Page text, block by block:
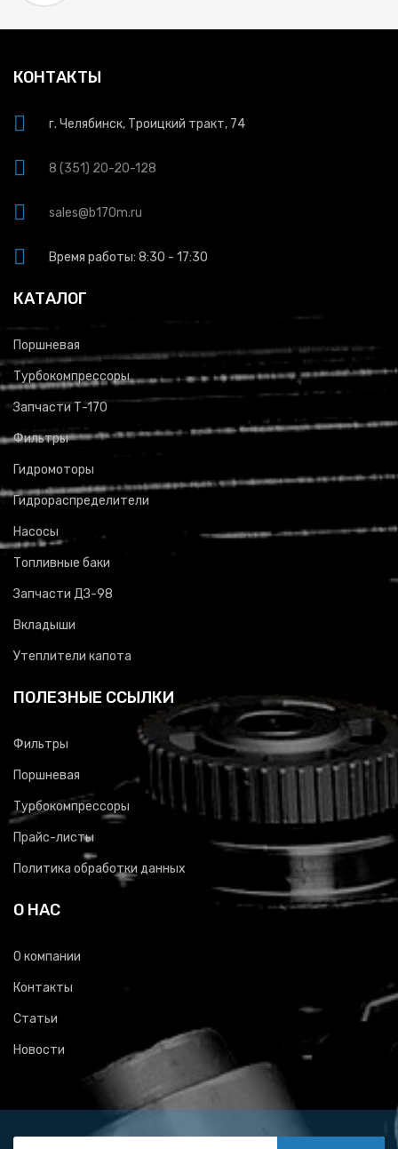
КОНТАКТЫ
г. Челябинск, Троицкий тракт, 74
8 (351) 20-20-128
sales@b170m.ru
Время работы: 8:30 - 17:30
КАТАЛОГ
Поршневая
Турбокомпрессоры
Запчасти Т-170
Фильтры
Гидромоторы
Гидрораспределители
Насосы
Топливные баки
Запчасти ДЗ-98
Вкладыши
Утеплители капота
ПОЛЕЗНЫЕ ССЫЛКИ
Фильтры
Поршневая
Турбокомпрессоры
Прайс-листы
Политика обработки данных
О НАС
О компании
Контакты
Статьи
Новости